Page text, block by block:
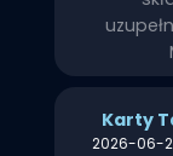
Karty
2026-06-